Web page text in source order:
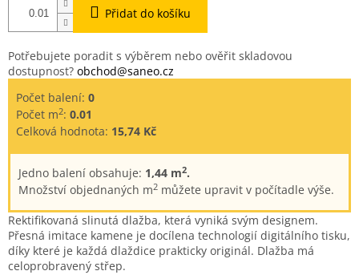
Přidat do košíku
Potřebujete poradit s výběrem nebo ověřit skladovou
dostupnost? obchod@saneo.cz
Počet balení: 0
Počet m2: 0.01
Celková hodnota: 15,74 Kč
Jedno balení obsahuje: 1,44 m2.
Množství objednaných m2 můžete upravit v počítadle výše.
Rektifikovaná slinutá dlažba, která vyniká svým designem.
Přesná imitace kamene je docílena technologií digitálního tisku,
díky které je každá dlaždice prakticky originál. Dlažba má
celoprobravený střep.